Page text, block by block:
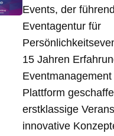
Events, der
Eventagentur für
15 Jahren
Plattform
erstklassige
innovative